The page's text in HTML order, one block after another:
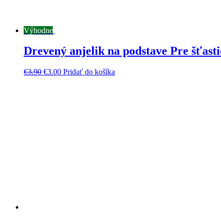
Výhodne
Drevený anjelik na podstave Pre
€3.90 €3.00 Pridať do košíka